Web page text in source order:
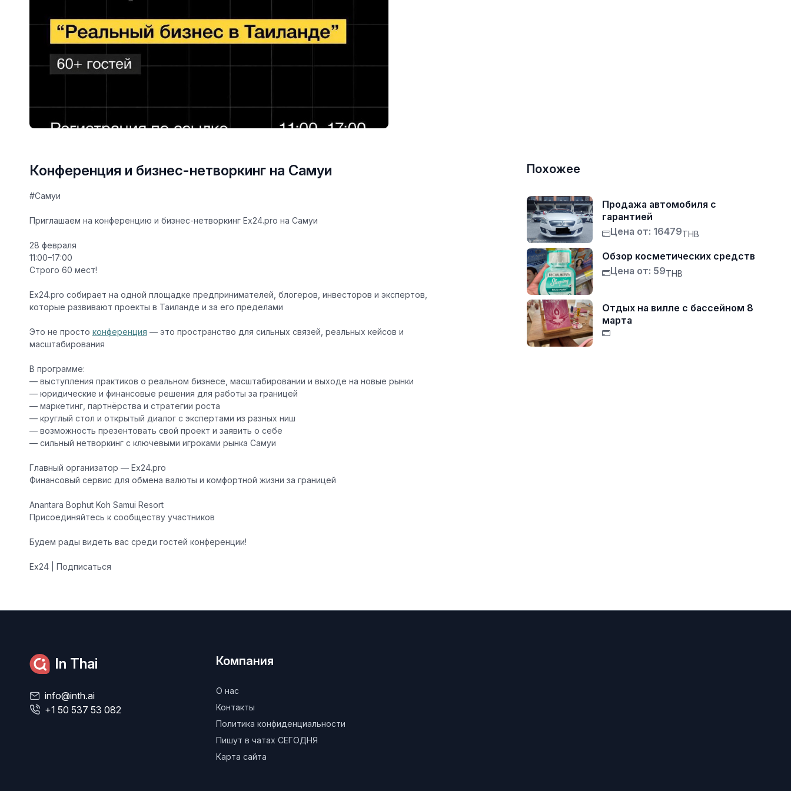
Конференция и бизнес-нетворкинг на Самуи
#Самуи
Приглашаем на конференцию и бизнес-нетворкинг Ex24.pro на Самуи
28 февраля
11:00–17:00
Строго 60 мест!
Ex24.pro собирает на одной площадке предпринимателей, блогеров, инвесторов и экспертов
которые развивают проекты в Таиланде и за его пределами
Это не просто конференция — это пространство для сильных связей, реальных кейсов и
масштабирования
В программе:
— выступления практиков о реальном бизнесе, масштабировании и выходе на новые рынки
— юридические и финансовые решения для работы за границей
— маркетинг, партнёрства и стратегии роста
— круглый стол и открытый диалог с экспертами из разных ниш
— возможность презентовать свой проект и заявить о себе
— сильный нетворкинг с ключевыми игроками рынка Самуи
Главный организатор — Ex24.pro
Финансовый сервис для обмена валюты и комфортной жизни за границей
Anantara Bophut Koh Samui Resort
Присоединяйтесь к сообществу участников
Будем рады видеть вас среди гостей конференции!
Ex24 | Подписаться
Похожее
Продажа автомобиля с
гарантией
Цена от: 16479THB
Обзор косметических средств
Цена от: 59THB
Отдых на вилле с бассейном 8
марта
In Thai
info@inth.ai
+1 50 537 53 082
Компания
О нас
Контакты
Политика конфиденциальности
Пишут в чатах СЕГОДНЯ
Карта сайта